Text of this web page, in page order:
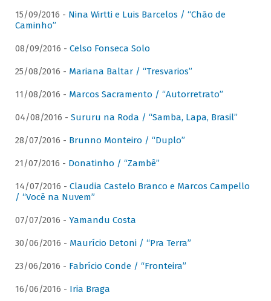
15/09/2016 - Nina Wirtti e Luis Barcelos / “Chão de
Caminho”
08/09/2016 - Celso Fonseca Solo
25/08/2016 - Mariana Baltar / “Tresvarios”
11/08/2016 - Marcos Sacramento / “Autorretrato”
04/08/2016 - Sururu na Roda / “Samba, Lapa, Brasil”
28/07/2016 - Brunno Monteiro / “Duplo”
21/07/2016 - Donatinho / “Zambê”
14/07/2016 - Claudia Castelo Branco e Marcos Campello
/ “Você na Nuvem”
07/07/2016 - Yamandu Costa
30/06/2016 - Maurício Detoni / “Pra Terra”
23/06/2016 - Fabrício Conde / “Fronteira”
16/06/2016 - Iria Braga